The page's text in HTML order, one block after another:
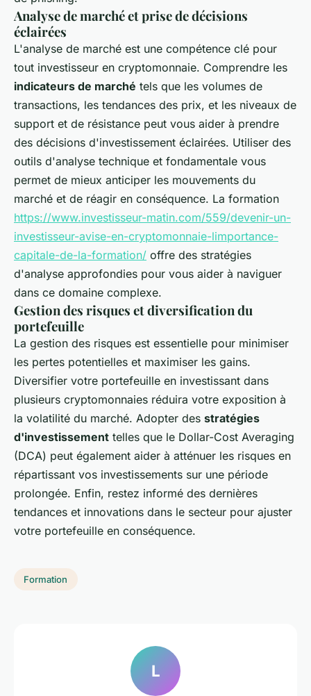
Analyse de marché et prise de décisions
éclairées
L'analyse de marché est une compétence clé pour
tout investisseur en cryptomonnaie. Comprendre les
indicateurs de marché tels que les volumes de
transactions, les tendances des prix, et les niveaux de
support et de résistance peut vous aider à prendre
des décisions d'investissement éclairées. Utiliser des
outils d'analyse technique et fondamentale vous
permet de mieux anticiper les mouvements du
marché et de réagir en conséquence. La formation
https://www.investisseur-matin.com/559/devenir-un-
investisseur-avise-en-cryptomonnaie-limportance-
capitale-de-la-formation/ offre des stratégies
d'analyse approfondies pour vous aider à naviguer
dans ce domaine complexe.
Gestion des risques et diversification du
portefeuille
La gestion des risques est essentielle pour minimiser
les pertes potentielles et maximiser les gains.
Diversifier votre portefeuille en investissant dans
plusieurs cryptomonnaies réduira votre exposition à
la volatilité du marché. Adopter des stratégies
d'investissement telles que le Dollar-Cost Averaging
(DCA) peut également aider à atténuer les risques en
répartissant vos investissements sur une période
prolongée. Enfin, restez informé des dernières
tendances et innovations dans le secteur pour ajuster
votre portefeuille en conséquence.
Formation
L